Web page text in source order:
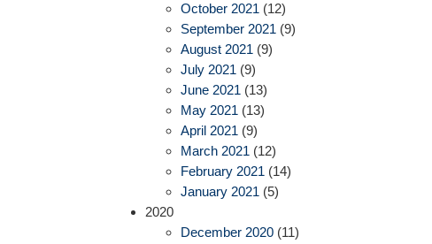
October 2021 (12)
September 2021 (9)
August 2021 (9)
July 2021 (9)
June 2021 (13)
May 2021 (13)
April 2021 (9)
March 2021 (12)
February 2021 (14)
January 2021 (5)
2020
December 2020(11)